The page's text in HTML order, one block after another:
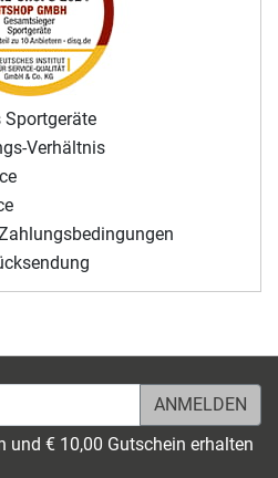
Sportgeräte
Verhältnis
und € 10,00 Gutschein erhalten